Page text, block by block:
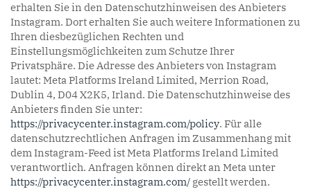
erhalten Sie in den Datenschutzhinweisen des Anbieters
Instagram. Dort erhalten Sie auch weitere Informationen zu
Ihren diesbezüglichen Rechten und
Einstellungsmöglichkeiten zum Schutze Ihrer
Privatsphäre. Die Adresse des Anbieters von Instagram
lautet: Meta Platforms Ireland Limited, Merrion Road,
Dublin 4, D04 X2K5, Irland. Die Datenschutzhinweise des
Anbieters finden Sie unter:
https://privacycenter.instagram.com/policy. Für alle
datenschutzrechtlichen Anfragen im Zusammenhang mit
dem Instagram-Feed ist Meta Platforms Ireland Limited
verantwortlich. Anfragen können direkt an Meta unter
https://privacycenter.instagram.com/ gestellt werden.